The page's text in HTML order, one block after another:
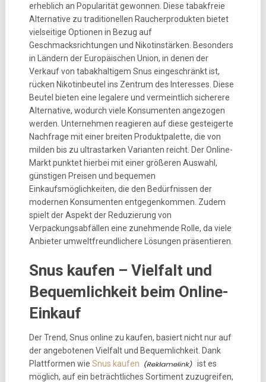
erheblich an Popularität gewonnen. Diese tabakfreie
Alternative zu traditionellen Raucherprodukten bietet
vielseitige Optionen in Bezug auf
Geschmacksrichtungen und Nikotinstärken. Besonders
in Ländern der Europäischen Union, in denen der
Verkauf von tabakhaltigem Snus eingeschränkt ist,
rücken Nikotinbeutel ins Zentrum des Interesses. Diese
Beutel bieten eine legalere und vermeintlich sicherere
Alternative, wodurch viele Konsumenten angezogen
werden. Unternehmen reagieren auf diese gesteigerte
Nachfrage mit einer breiten Produktpalette, die von
milden bis zu ultrastarken Varianten reicht. Der Online-
Markt punktet hierbei mit einer größeren Auswahl,
günstigen Preisen und bequemen
Einkaufsmöglichkeiten, die den Bedürfnissen der
modernen Konsumenten entgegenkommen. Zudem
spielt der Aspekt der Reduzierung von
Verpackungsabfällen eine zunehmende Rolle, da viele
Anbieter umweltfreundlichere Lösungen präsentieren.
Snus kaufen – Vielfalt und
Bequemlichkeit beim Online-
Einkauf
Der Trend, Snus online zu kaufen, basiert nicht nur auf
der angebotenen Vielfalt und Bequemlichkeit. Dank
Plattformen wie Snus kaufen
ist es
möglich, auf ein beträchtliches Sortiment zuzugreifen,